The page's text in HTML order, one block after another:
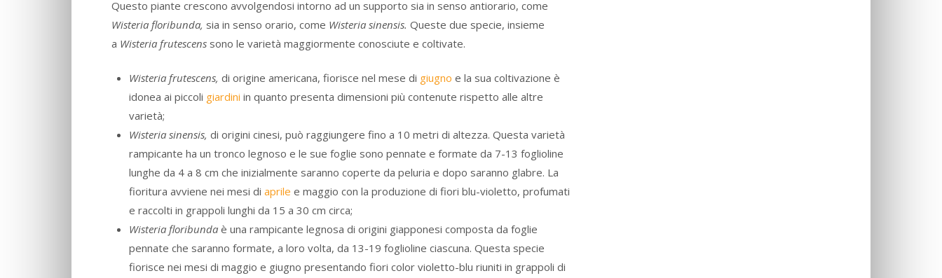
Questo piante crescono avvolgendosi intorno ad un supporto sia in senso antiorario, come
Wisteria floribunda, sia in senso orario, come Wisteria sinensis. Queste due specie, insieme
a Wisteria frutescens sono le varietà maggiormente conosciute e coltivate.
Wisteria frutescens, di origine americana, fiorisce nel mese di giugno e la sua coltivazione è
idonea ai piccoli giardini in quanto presenta dimensioni più contenute rispetto alle altre
varietà;
Wisteria sinensis, di origini cinesi, può raggiungere fino a 10 metri di altezza. Questa varietà
rampicante ha un tronco legnoso e le sue foglie sono pennate e formate da 7-13 foglioline
lunghe da 4 a 8 cm che inizialmente saranno coperte da peluria e dopo saranno glabre. La
fioritura avviene nei mesi di aprile e maggio con la produzione di fiori blu-violetto, profumati
e raccolti in grappoli lunghi da 15 a 30 cm circa;
Wisteria floribunda è una rampicante legnosa di origini giapponesi composta da foglie
pennate che saranno formate, a loro volta, da 13-19 foglioline ciascuna. Questa specie
fiorisce nei mesi di maggio e giugno presentando fiori color violetto-blu riuniti in grappoli di